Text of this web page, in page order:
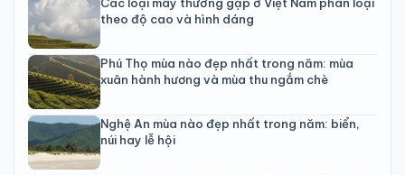
theo độ cao và hình dáng
Phú Thọ mùa nào đẹp nhất trong năm: mùa
xuân hành hương và mùa thu ngắm chè
Nghệ An mùa nào đẹp nhất trong năm: biển,
núi hay lễ hội